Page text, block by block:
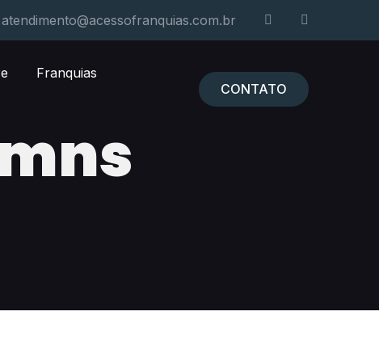
atendimento@acessofranquias.com.br
Franquias
CONTATO